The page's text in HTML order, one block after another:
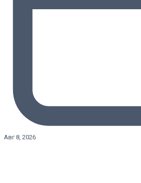
Авг 8, 2026